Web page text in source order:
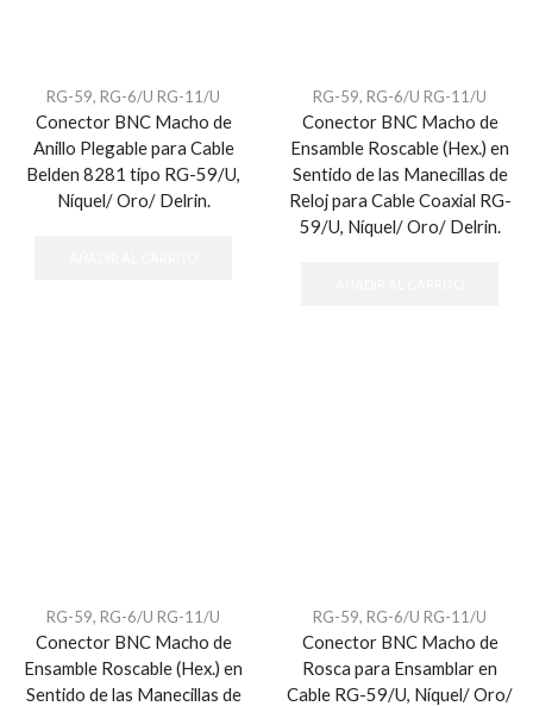
RG-59, RG-6/U RG-11/U
Conector BNC Macho de
Anillo Plegable para Cable
Belden 8281 tipo RG-59/U,
Níquel/ Oro/ Delrin.
RG-59, RG-6/U RG-11/U
Conector BNC Macho de
Ensamble Roscable (Hex.) en
Sentido de las Manecillas de
Reloj para Cable Coaxial RG-
59/U, Níquel/ Oro/ Delrin.
RG-59, RG-6/U RG-11/U
Conector BNC Macho de
Ensamble Roscable (Hex.) en
Sentido de las Manecillas de
RG-59, RG-6/U RG-11/U
Conector BNC Macho de
Rosca para Ensamblar en
Cable RG-59/U, Níquel/ Oro/